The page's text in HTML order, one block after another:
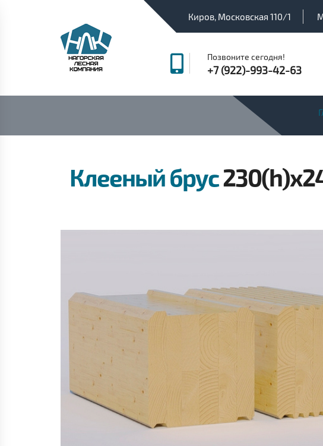
Киров, Московская 110/1
Позвоните сегодня!
+7 (922)-993-42-63
Клееный брус